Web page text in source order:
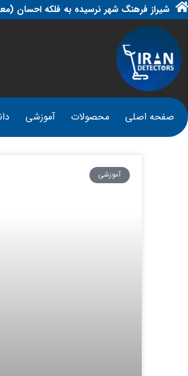
شیراز فرهنگ شهر نرسیده به فلکه احسان
صفحه اصلی محصولات آموزشی
آموزشی